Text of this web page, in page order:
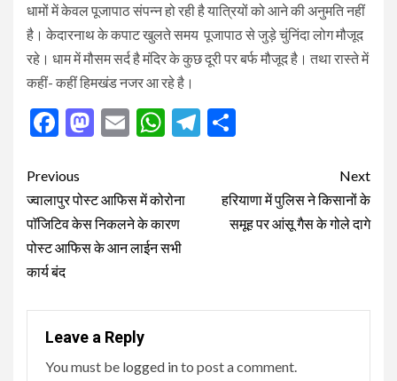
धामों में केवल पूजापाठ संपन्न हो रही है यात्रियों को आने की अनुमति नहीं
है। केदारनाथ के कपाट खुलते समय पूजापाठ से जुड़े चुंनिंदा लोग मौजूद
रहे। धाम में मौसम सर्द है मंदिर के कुछ दूरी पर बर्फ मौजूद है। तथा रास्ते में
कहीं- कहीं हिमखंड नजर आ रहे है।
Facebook
Mastodon
EmailWhatsApp
Telegram
Post
navigation
Previous
ज्वालापुर पोस्ट आफिस में कोरोना
पाॅजिटिव केस निकलने के कारण
पोस्ट आफिस के आन लाईन सभी
कार्य बंद
Next
हरियाणा में पुलिस ने किसानों के
समूह पर आंसू गैस के गोले दागे
Leave a Reply
You must be logged into post a comment.